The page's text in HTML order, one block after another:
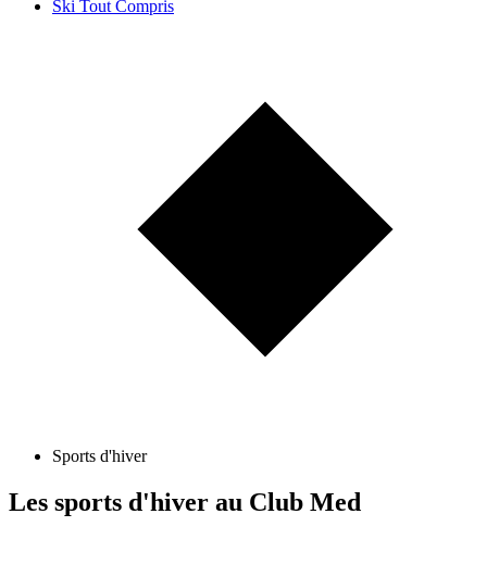
Ski Tout Compris
Sports d'hiver
Les sports d'hiver au Club Med